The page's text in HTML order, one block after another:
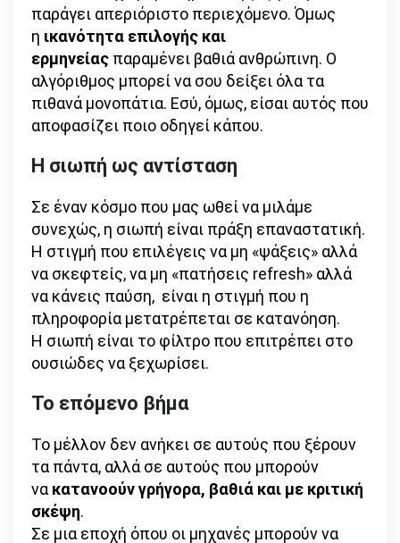
παράγει απεριόριστο περιεχόμενο. Όμως
η ικανότητα επιλογής και
ερμηνείας παραμένει βαθιά ανθρώπινη. Ο
αλγόριθμος μπορεί να σου δείξει όλα τα
πιθανά μονοπάτια. Εσύ, όμως, είσαι αυτός που
αποφασίζει ποιο οδηγεί κάπου.
Η σιωπή ως αντίσταση
Σε έναν κόσμο που μας ωθεί να μιλάμε
συνεχώς, η σιωπή είναι πράξη επαναστατική.
Η στιγμή που επιλέγεις να μη «ψάξεις» αλλά
να σκεφτείς, να μη «πατήσεις refresh» αλλά
να κάνεις παύση, είναι η στιγμή που η
πληροφορία μετατρέπεται σε κατανόηση.
Η σιωπή είναι το φίλτρο που επιτρέπει στο
ουσιώδες να ξεχωρίσει.
Το επόμενο βήμα
Το μέλλον δεν ανήκει σε αυτούς που ξέρουν
τα πάντα, αλλά σε αυτούς που μπορούν
νακατανοούν γρήγορα, βαθιά και με κριτική
σκέψη.
Σε μια εποχή όπου οι μηχανές μπορούν να